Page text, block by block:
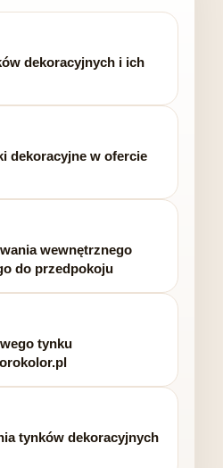
dekoracyjnych i ich
dekoracyjne w ofercie
wewnętrznego
do przedpokoju
tynku
tynków dekoracyjnych